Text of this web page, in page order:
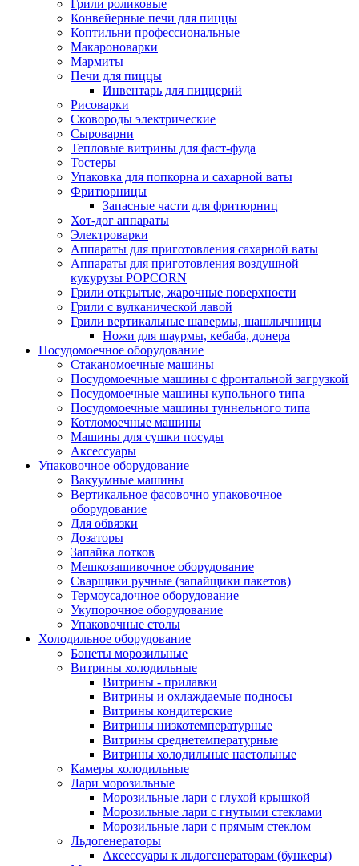
Грили роликовые
Конвейерные печи для пиццы
Коптильни профессиональные
Макароноварки
Мармиты
Печи для пиццы
Инвентарь для пиццерий
Рисоварки
Сковороды электрические
Сыроварни
Тепловые витрины для фаст-фуда
Тостеры
Упаковка для попкорна и сахарной ваты
Фритюрницы
Запасные части для фритюрниц
Хот-дог аппараты
Электроварки
Аппараты для приготовления сахарной ваты
Аппараты для приготовления воздушной
кукурузы POPCORN
Грили открытые, жарочные поверхности
Грили с вулканической лавой
Грили вертикальные шавермы, шашлычницы
Ножи для шаурмы, кебаба, донера
Посудомоечное оборудование
Стаканомоечные машины
Посудомоечные машины с фронтальной загрузкой
Посудомоечные машины купольного типа
Посудомоечные машины туннельного типа
Котломоечные машины
Машины для сушки посуды
Аксессуары
Упаковочное оборудование
Вакуумные машины
Вертикальное фасовочно упаковочное
оборудование
Для обвязки
Дозаторы
Запайка лотков
Мешкозашивочное оборудование
Сварщики ручные (запайщики пакетов)
Термоусадочное оборудование
Укупорочное оборудование
Упаковочные столы
Холодильное оборудование
Бонеты морозильные
Витрины холодильные
Витрины - прилавки
Витрины и охлаждаемые подносы
Витрины кондитерские
Витрины низкотемпературные
Витрины среднетемпературные
Витрины холодильные настольные
Камеры холодильные
Лари морозильные
Морозильные лари с глухой крышкой
Морозильные лари с гнутыми стеклами
Морозильные лари с прямым стеклом
Льдогенераторы
Аксессуары к льдогенераторам (бункеры)